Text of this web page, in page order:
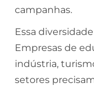
campanhas.
Essa
Empresas de
indústria,
setores